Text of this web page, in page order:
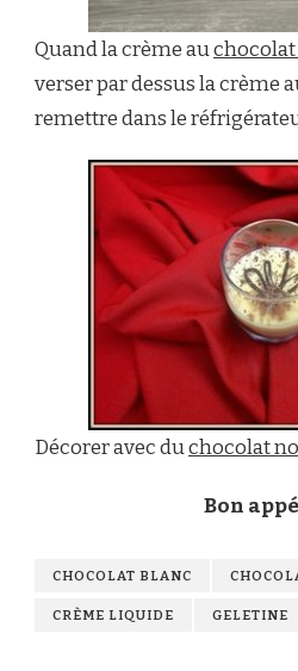
Quand la crème au
verser par dessus la crème
remettre dans le
Décorer avec duchocolat
Bon
CHOCOLAT BLANC
CRÈME LIQUIDE GELETINE